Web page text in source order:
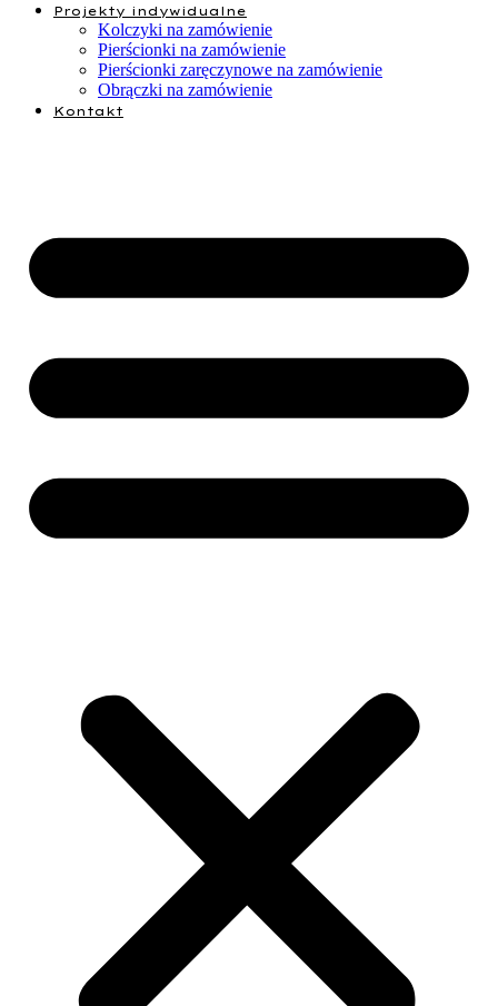
Projekty indywidualne
Kolczyki na zamówienie
Pierścionki na zamówienie
Pierścionki zaręczynowe na zamówienie
Obrączki na zamówienie
Kontakt